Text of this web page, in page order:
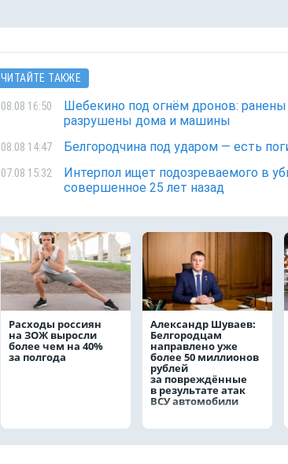
ЧИТАЙТЕ ТАКЖЕ
08.08 16:50
Шебекино под огнём дронов:
разрушены дома и машины
08.08 14:47 Белгородчина под ударом — есть
07.08 15:32
Интерпол ищет подозреваемого в
совершенное 25 лет назад
Расходы россиян
на ЗОЖ выросли
более чем на 40%
за полгода
Александр Шуваев:
Белгородцам
направлено уже
более 50 миллионов
рублей
за повреждённые
в результате атак
ВСУ автомобили